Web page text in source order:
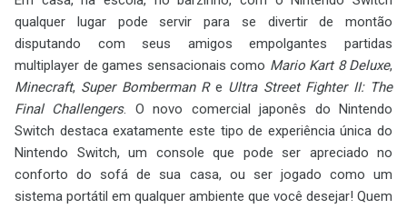
qualquer lugar pode servir para se divertir de montão
disputando com seus amigos empolgantes partidas
multiplayer de games sensacionais como Mario Kart 8 Deluxe,
Minecraft, Super Bomberman Re Ultra Street Fighter II: The
Final Challengers. O novo comercial japonês do Nintendo
Switch destaca exatamente este tipo de experiência única do
Nintendo Switch, um console que pode ser apreciado no
conforto do sofá de sua casa, ou ser jogado como um
sistema portátil em qualquer ambiente que você desejar! Quem